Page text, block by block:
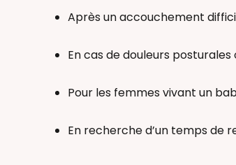
Après un accouchement
En cas de douleurs
Pour les femmes vivant un
En recherche d’un temps de